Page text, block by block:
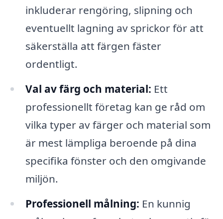
inkluderar rengöring, slipning och
eventuellt lagning av sprickor för att
säkerställa att färgen fäster
ordentligt.
Val av färg och material: Ett
professionellt företag kan ge råd om
vilka typer av färger och material som
är mest lämpliga beroende på dina
specifika fönster och den omgivande
miljön.
Professionell målning: En kunnig